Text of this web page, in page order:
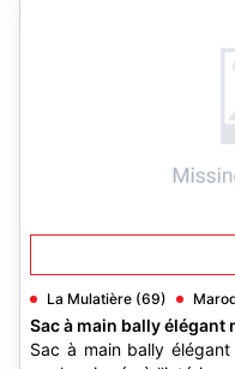
La Mulatière (69)
Sac à main bally
Sac à main bally